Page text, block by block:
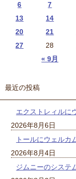
« 9月
6
7
13
14
20
21
27
28
最近の投稿
エクストレィルに
2026年8月6日
トールにウェルカ
2026年8月4日
ジムニーのシステ